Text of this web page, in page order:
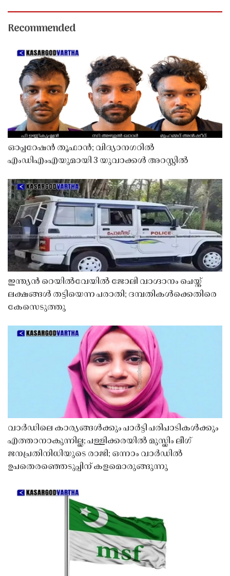
Recommended
ഓപ്പറേഷൻ തൂഫാൻ; വിദ്യാനഗറിൽ
എംഡിഎംഎയുമായി 3 യുവാക്കൾ അറസ്റ്റിൽ
ഇന്ത്യൻ റെയിൽവേയിൽ ജോലി വാഗ്ദാനം ചെയ്ത്
ലക്ഷങ്ങൾ തട്ടിയെന്ന പരാതി; ദമ്പതികൾക്കെതിരെ
കേസെടുത്തു
വാർഡിലെ കാര്യങ്ങൾക്കും പാർട്ടി പരിപാടികൾക്കും
എത്താനാകുന്നില്ല; പള്ളിക്കരയിൽ മുസ്ലിം ലീഗ്
ജനപ്രതിനിധിയുടെ രാജി; ഒന്നാം വാർഡിൽ
ഉപതെരഞ്ഞെടുപ്പിന് കളമൊരുങ്ങുന്നു